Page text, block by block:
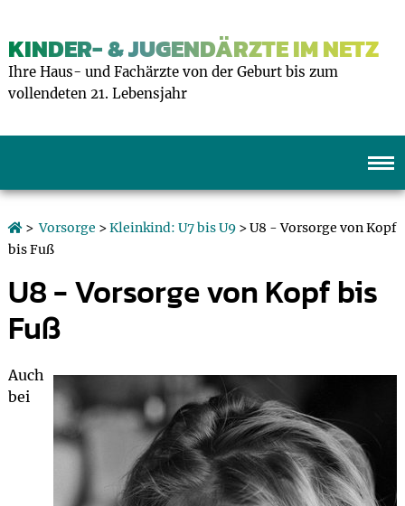
KINDER- & JUGENDÄRZTE IM NETZ
Ihre Haus- und Fachärzte von der Geburt bis zum
vollendeten 21. Lebensjahr
>Vorsorge >Kleinkind: U7 bis U9> U8 - Vorsorge von Kopf
bis Fuß
U8 - Vorsorge von Kopf bis
Fuß
Auch
bei